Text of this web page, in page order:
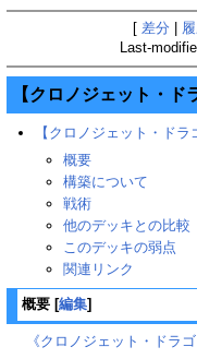
[ 差分
Last-
【クロノジェット・ド
【クロノジェット・ドラ
概要
構築について
戦術
他のデッキとの比較
このデッキの弱点
関連リンク
概要 [編集]
《クロノジェット・ドラゴ